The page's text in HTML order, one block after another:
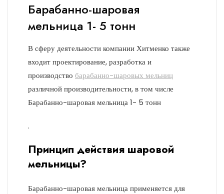
Барабанно-шаровая
мельница 1- 5 тонн
В сферу деятельности компании Хитменко также
входит проектирование, разработка и
производство барабанно-шаровых мельниц
различной производительности, в том числе
Барабанно-шаровая мельница 1- 5 тонн
.
Принцип действия шаровой
мельницы?
Барабанно-шаровая мельница применяется для